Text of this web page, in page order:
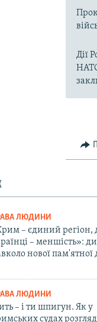
Дії
ЛЮДИНИ
– єдиний регіон,
– меншість»:
нової пам'ятної
ЛЮДИНИ
– і ти шпигун. Як у
судах